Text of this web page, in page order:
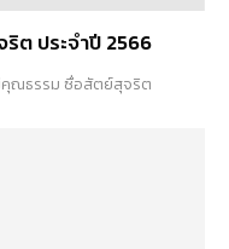
ต ประจำปี 2566
ณธรรม ซื่อสัตย์สุจริต